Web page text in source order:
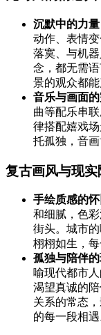
沉默中的力量
动作、表情
落寞、与机
念，都无需
景的观众都能
音乐与画面
曲等配乐串
律搭配嬉戏
托孤独，音
复古画风与现实
手绘质感的
和细腻，色
街头。城市
栩栩如生，每
孤独与陪伴
喻现代都市
渴望真诚的
关系的常态
的每一段相遇